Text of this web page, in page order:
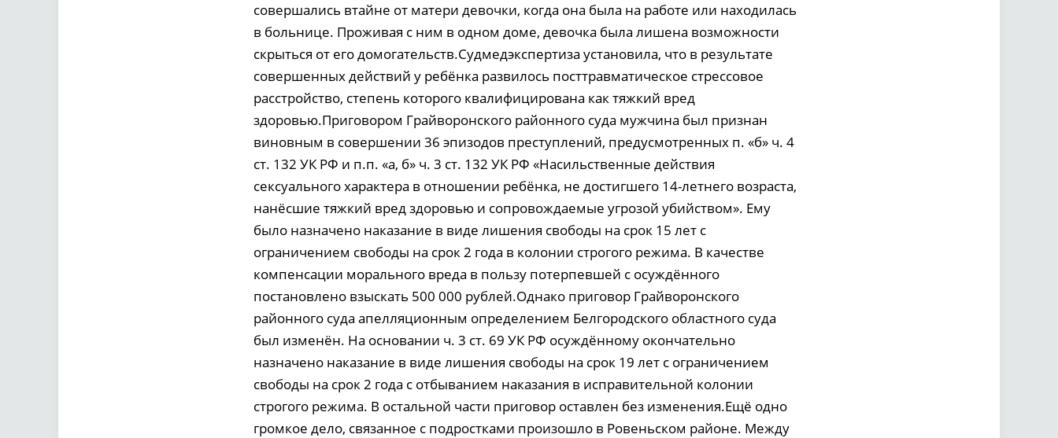
совершались втайне от матери девочки, когда она была на работе или находилась
в больнице. Проживая с ним в одном доме, девочка была лишена возможности
скрыться от его домогательств.Судмедэкспертиза установила, что в результате
совершенных действий у ребёнка развилось посттравматическое стрессовое
расстройство, степень которого квалифицирована как тяжкий вред
здоровью.Приговором Грайворонского районного суда мужчина был признан
виновным в совершении 36 эпизодов преступлений, предусмотренных п. «б» ч. 4
ст. 132 УК РФ и п.п. «а, б» ч. 3 ст. 132 УК РФ «Насильственные действия
сексуального характера в отношении ребёнка, не достигшего 14-летнего возраста,
нанёсшие тяжкий вред здоровью и сопровождаемые угрозой убийством». Ему
было назначено наказание в виде лишения свободы на срок 15 лет с
ограничением свободы на срок 2 года в колонии строгого режима. В качестве
компенсации морального вреда в пользу потерпевшей с осуждённого
постановлено взыскать 500 000 рублей.Однако приговор Грайворонского
районного суда апелляционным определением Белгородского областного суда
был изменён. На основании ч. 3 ст. 69 УК РФ осуждённому окончательно
назначено наказание в виде лишения свободы на срок 19 лет с ограничением
свободы на срок 2 года с отбыванием наказания в исправительной колонии
строгого режима. В остальной части приговор оставлен без изменения.Ещё одно
громкое дело, связанное с подростками произошло в Ровеньском районе. Между